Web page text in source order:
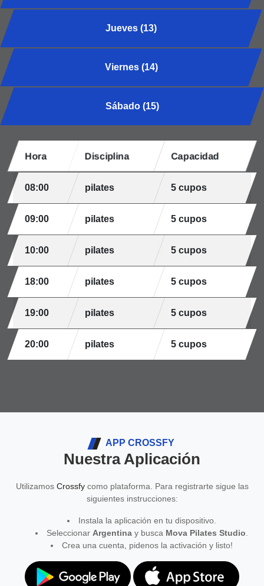
Jueves (13)
Viernes (14)
Sábado (15)
Hora Disciplina Capacidad
08:00 pilates 5 cupos
09:00 pilates 5 cupos
10:00 pilates 5 cupos
18:00 pilates 5 cupos
19:00 pilates 5 cupos
20:00 pilates 5 cupos
APP CROSSFY
Nuestra Aplicación
Utilizamos Crossfycomo plataforma. Para registrarte sigue las
siguientes instrucciones:
Instala la aplicación en tu dispositivo.
Seleccionar Argentinay busca Mova Pilates Studio
Crea una cuenta, pidenos la activación y listo!